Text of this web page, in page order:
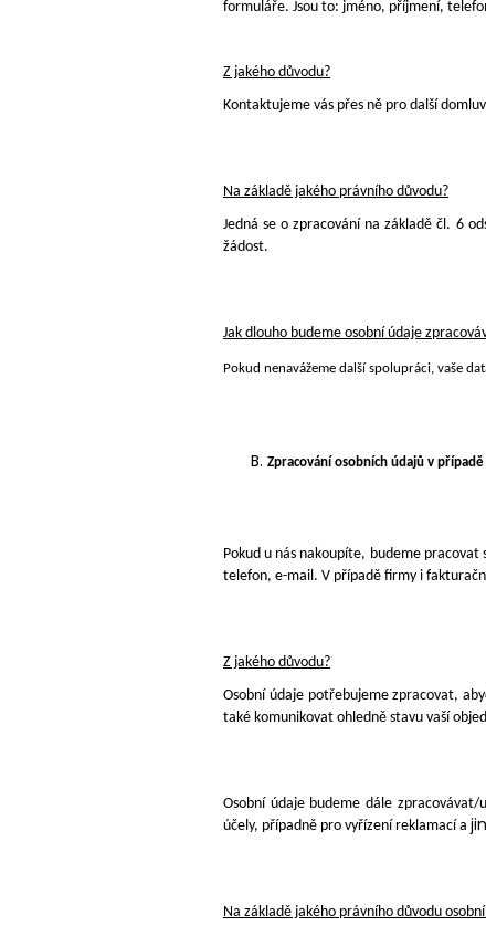
formuláře. Jsou to: jméno, příjmení,
Z jakého důvodu?
Kontaktujeme vás přes ně pro další
Na základě jakého právního důvodu?
Jedná se o zpracování na základě čl. 6
žádost.
Jak dlouho budeme osobní údaje
Pokud nenavážeme další spolupráci, vaše
Zpracování osobních údajů v
Pokud u nás nakoupíte, budeme
telefon, e-mail. V případě firmy i
Z jakého důvodu?
Osobní údaje potřebujeme zpracovat,
také komunikovat ohledně stavu vaší
Osobní údaje budeme dále
účely, případně pro vyřízení reklamací a
Na základě jakého právního důvodu